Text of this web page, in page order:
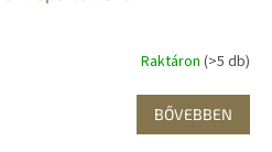
Raktáron (>5 db)
BŐVEBBEN